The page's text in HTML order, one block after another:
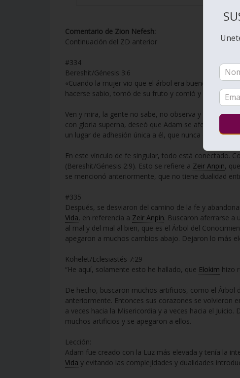
Comentario de Zion Nefesh:
Continuación del ZD anterior
#334
Bereshit/Génesis 3:6
«Cuando la mujer vio que el árbol era bueno para
hacerse sabio, tomó de su fruto y comió y dio
Ven y mira, la gente no sabe, no observa y no
con gloria superna, deseó que Adam se aferrara a Él.
un lugar de adhesión única a él, que nunca cambiaría
En este vínculo de fe singular, todo está conectado.
(Bereshit/Génesis 2:9). Esto se refiere a Zeir Anpin,
se mencionó anteriormente, que no tiene dualidad
#335
Después, se desviaron del camino de la fe y
Vida, en referencia a Zeir Anpin. Buscaron aferrarse a
al mal y del mal al bien, que es el Árbol del
apegaron a muchos cambios abajo. Dejaron lo más
Kohelet/Eclesiastés 7:29
“He aquí, solamente esto he hallado, que Elokim hizo
De hecho, buscaron muchos artificios, como el
anteriormente. Entonces sus corazones se volvieron
a veces hacia la Misericordia y a veces hacia el
muchos artificios y se apegaron a ellos.
Lección:
Adam fue creado con la Luz más elevada y tenía la
Vida y evitando las complejidades y dualidades